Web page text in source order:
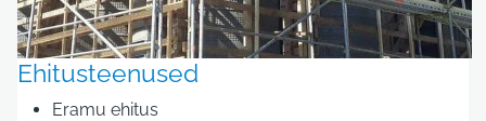
Ehitusteenused
Eramu ehitus